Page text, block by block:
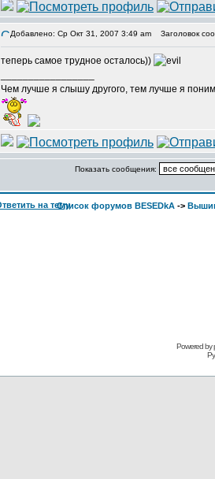
Добавлено: Ср Окт 31, 2007 3:49 am Заголовок
теперь самое трудное осталось))
Чем лучше я слышу другого, тем лучше я
Показать сообщения:
Список форумов BESEDkA ->
Powered by